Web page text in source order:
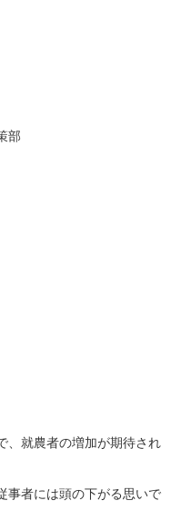
部
、就農者の増加が期待され
事者には頭の下がる思いで